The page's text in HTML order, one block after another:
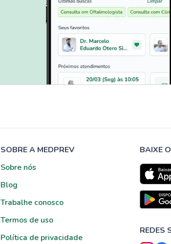
SOBRE A MEDPREV
Sobre nós
Blog
Trabalhe conosco
Termos de uso
Política de privacidade
BAIXE
REDES